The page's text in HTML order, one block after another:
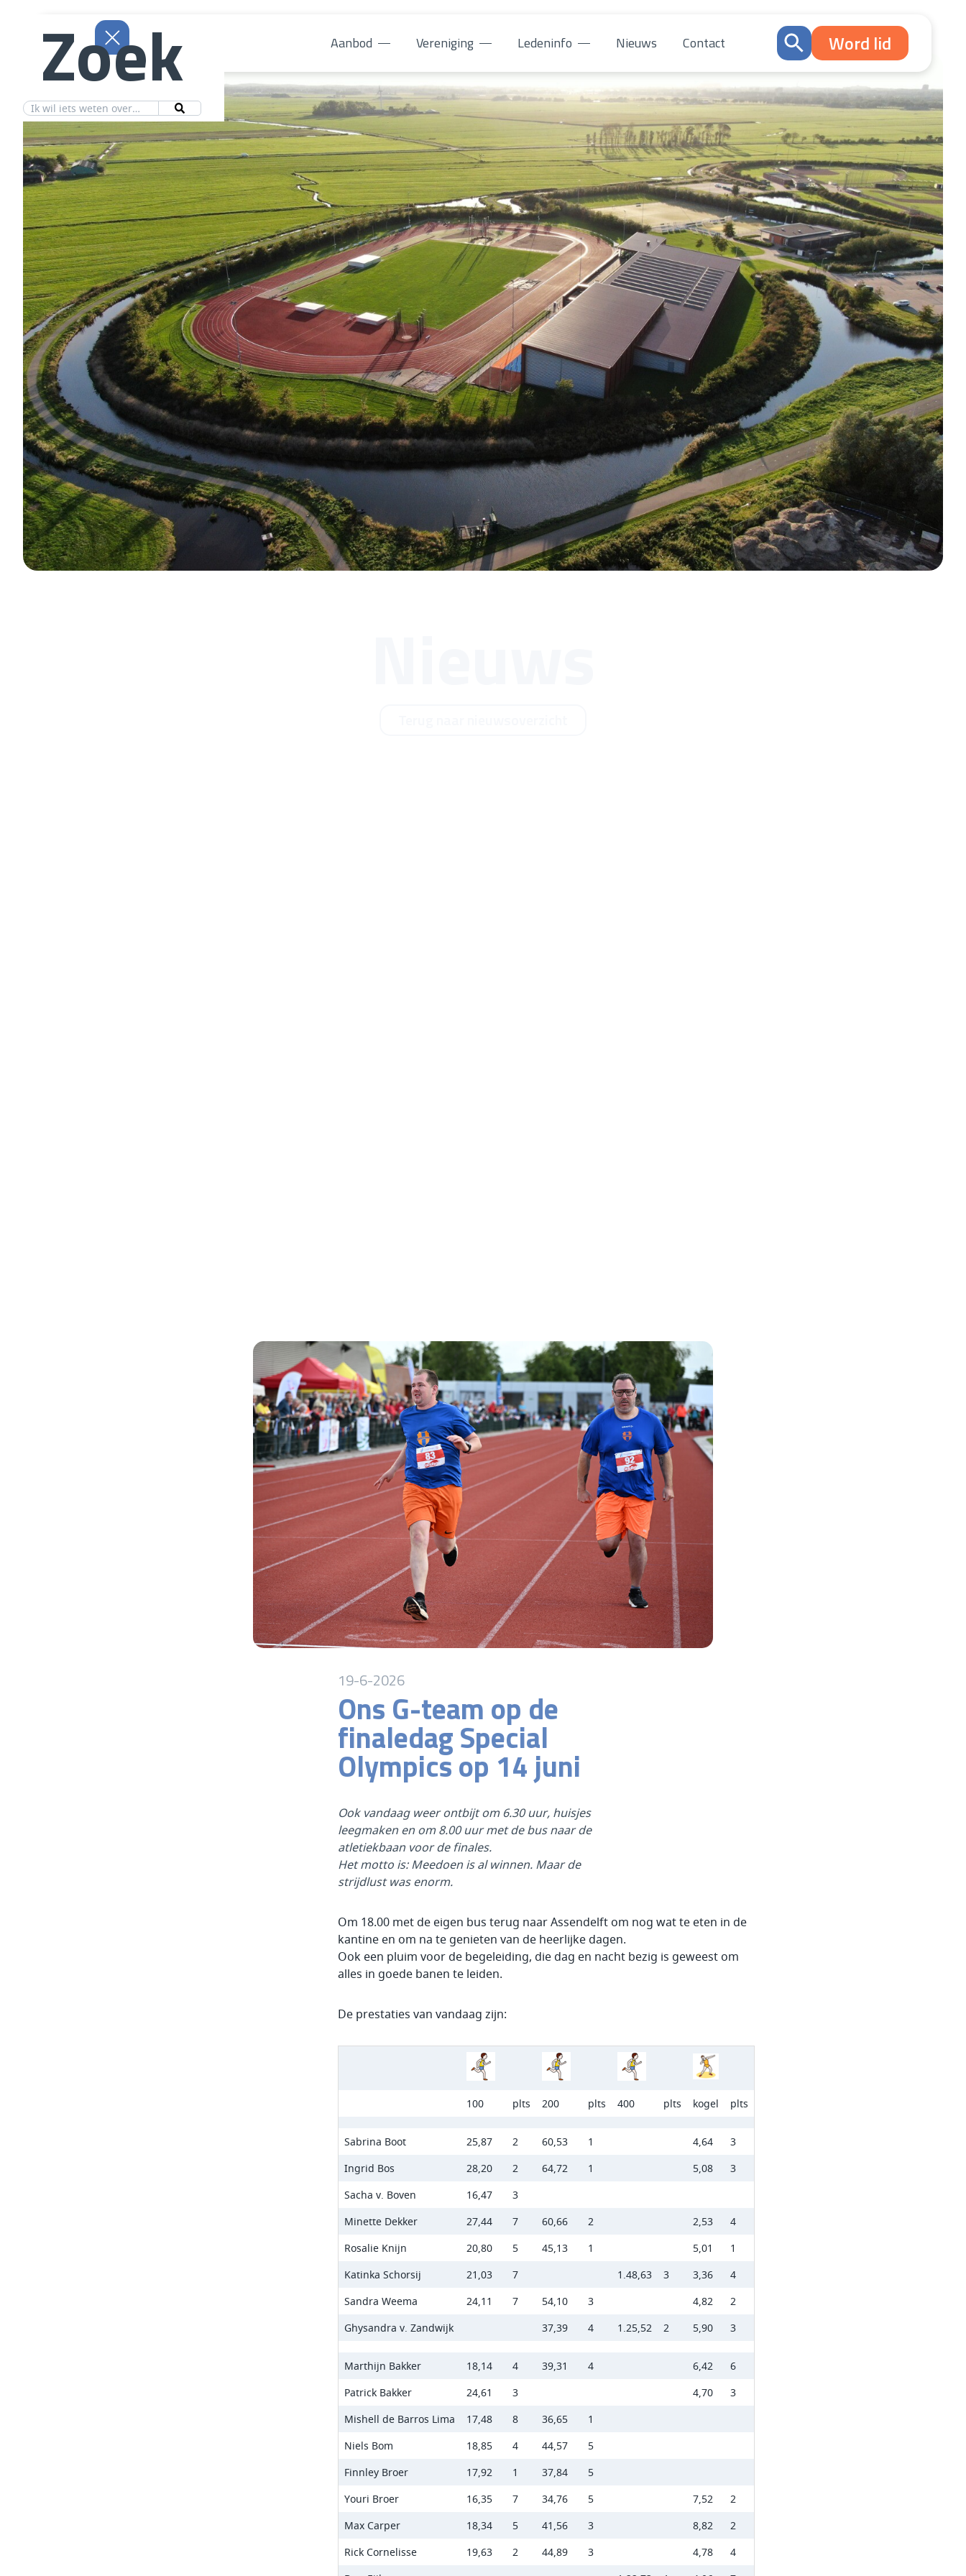
Aanbod Vereniging Ledeninfo Nieuws Contact
Vereniging
Ledeninfo
Nieuws
Contact
Word lid
Zoek
19-6-2026
Ons G-team op de
finaledag Special
Olympics op 14 juni
Ook vandaag weer ontbijt om 6.30 uur, huisjes
leegmaken en om 8.00 uur met de bus naar de
atletiekbaan voor de finales.
Het motto is: Meedoen is al winnen. Maar de
strijdlust was enorm.
Om 18.00 met de eigen bus terug naar Assendelft om nog wat te eten in de
kantine en om na te genieten van de heerlijke dagen.
Ook een pluim voor de begeleiding, die dag en nacht bezig is geweest om
alles in goede banen te leiden.
De prestaties van vandaag zijn:
100 plts 200 plts 400 plts kogel plts
Sabrina Boot 25,87 2 60,53 1 4,64
3
Ingrid Bos
28,20 2 64,72 1 5,08
3
Sacha v. Boven
16,47
3
Minette Dekker
27,44 7 60,66 2 2,53
4
Rosalie Knijn
20,80 5 45,13 1 5,01
1
Katinka Schorsij
21,03 7 1.48,63 3 3,36
4
Sandra Weema
24,11 7 54,10 3 4,82
2
Ghysandra v. Zandwijk
37,39 4 1.25,52 2 5,90 3
Marthijn Bakker 18,14 4 39,31 4 6,42
6
Patrick Bakker
24,61 3 4,70
3
Mishell de Barros Lima
17,48 8 36,65
1
Niels Bom
18,85 4 44,57
5
Finnley Broer
17,92 1 37,84
5
Youri Broer
16,35 7 34,76 5 7,52
2
Max Carper
18,34 5 41,56 3 8,82
2
Rick Cornelisse
19,63 2 44,89 3 4,78
4